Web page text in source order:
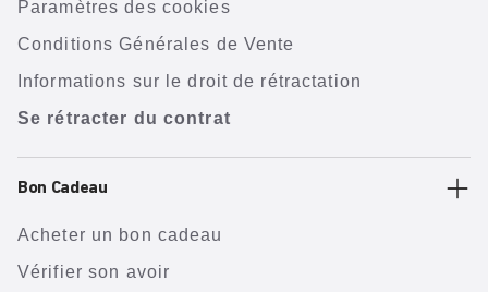
Paramètres des cookies
Conditions Générales de Vente
Informations sur le droit de rétractation
Se rétracter du contrat
Bon Cadeau
Acheter un bon cadeau
Vérifier son avoir